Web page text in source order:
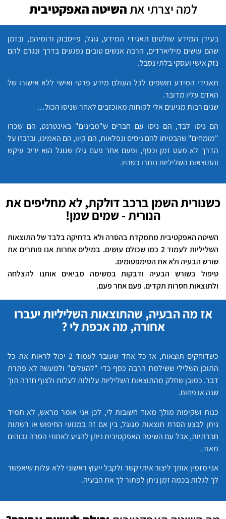
למה יצרתי אתהשיטה האפקטיבית
בעידן המידע שולטים תאגידי המידע, גוגל, פייסבוק ודומיהם, ובזמן
שהם עושים מיליארדים, הרבה אנשים טובים נפגעים בדרך ונגרם להם
נזק אישי ועסקי בלתי נסבל.
תאגידי המידע חושפים לכל העולם מידע פרטי ואישי ללא אישורו של
האדם עליו מדובר.
שנים רבות מגיעים אלי לקוחות מאוכזבים לאחר שניסו הכול…
הם ניסו לבד, הם ניסו עם חברים ש"מבינים" באינטרנט, הם שכרו
"מומחים" שהבטיחו להם ניסים ונפלאות, הם קיוו, הם האמינו, ובזבזו על
הדרך לא מעט זמן וכסף, ופעם אחר פעם גילו שגוגל הוא יריב עיקש
והתוצאות השליליות נותרו כשהיו.
כשנורית השמן ברכב דולקת, לא מחליפים את
הנורית - שמים שמן!
השיטה האפקטיבית מתמקדת בהסרה ולא בדחיקה בלבד של התוצאות
השליליות לעמוד 2 כמו שכולם עושים. במילים אחרות אנו פותרים את
שורש הבעיה ולא את הסימפטומים.
טיפול בשורש הבעיה ודבקות במשימה מביאים אותנו להצלחה
ולתוצאות חסרות תקדים. פעם אחר פעם.
אז מה הבעיה, שהתוצאות השליליות יעברו
אחורה, מה אכפת לי ?
כשדוחקים תוצאות, אז כל אחד שעובר לעמוד 2 יכול לראות את כל
התוכן השלילי ששילמת הרבה כסף כדי "להעלים" ולמעשה לא פתרת
דבר. כמובן שחלק מהתוצאות השליליות עלולות לעלות ולצוף חזרה תוך
שנה או פחות.
כנות ושקיפות מולך מאוד חשובות לי, לכן אני אומר מראש, לא תמיד
ניתן לבצע הסרת תוצאות מגוגל, בין אם זה במנועי החיפוש או רשתות
חברתיות, אבל עם השיטה האפקטיבית ניתן להגיע לאחוזי הסרה גבוהים
מאוד.
אני מזמין אותך ליצור איתי קשר ולקבל ייעוץ ראשוני ללא עלות שיאפשר
לך לגלות בכמה זמן ניתן לפתור לך את הבעיה.